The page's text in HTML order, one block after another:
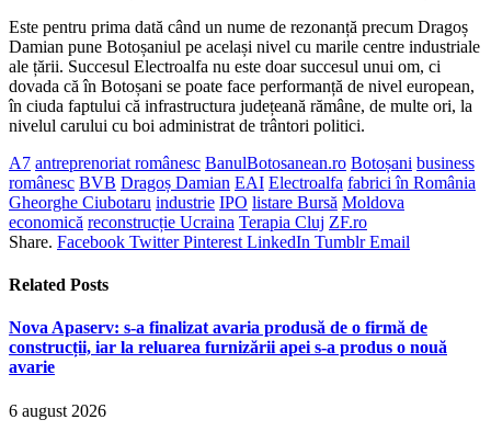
Este pentru prima dată când un nume de rezonanță precum Dragoș
Damian pune Botoșaniul pe același nivel cu marile centre industriale
ale țării. Succesul Electroalfa nu este doar succesul unui om, ci
dovada că în Botoșani se poate face performanță de nivel european,
în ciuda faptului că infrastructura județeană rămâne, de multe ori, la
nivelul carului cu boi administrat de trântori politici.
A7 antreprenoriat românesc BanulBotosanean.ro Botoșani business
românesc BVB Dragoș Damian EAI Electroalfa fabrici în România
Gheorghe Ciubotaru industrie IPO listare Bursă Moldova
economică reconstrucție Ucraina Terapia Cluj ZF.ro
Share. Facebook Twitter Pinterest LinkedIn Tumblr Email
Related Posts
Nova Apaserv: s-a finalizat avaria produsă de o firmă de
construcții, iar la reluarea furnizării apei s-a produs o nouă
avarie
6 august 2026